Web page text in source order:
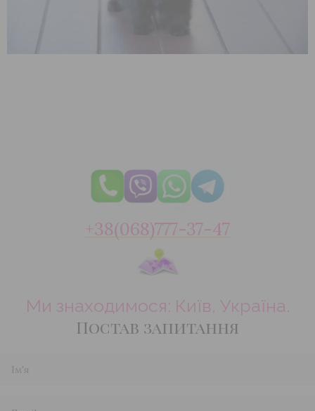
+38(068)777-37-47
Ми знаходимося: Київ, Україна.
Постав запитання